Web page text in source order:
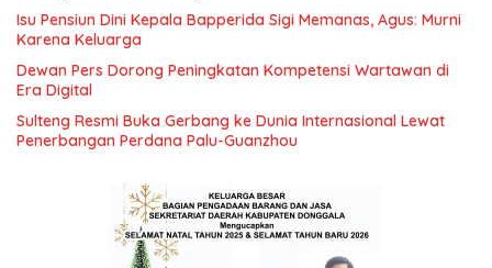
Isu Pensiun Dini Kepala Bapperida Sigi Memanas, Agus: Murni
Karena Keluarga
Dewan Pers Dorong Peningkatan Kompetensi Wartawan di
Era Digital
Sulteng Resmi Buka Gerbang ke Dunia Internasional Lewat
Penerbangan Perdana Palu-Guanzhou